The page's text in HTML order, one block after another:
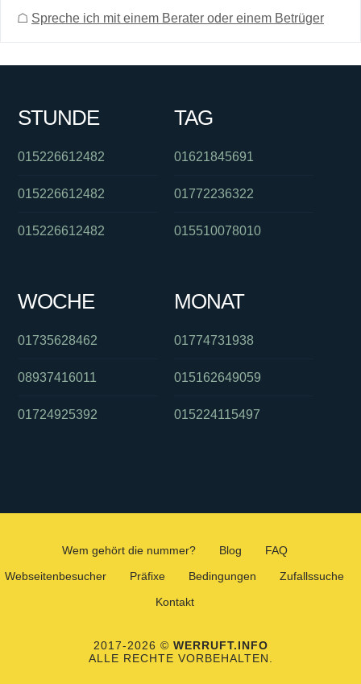
☖ Spreche ich mit einem Berater oder einem Betrüger
STUNDE
015226612482
015226612482
015226612482
TAG
01621845691
01772236322
015510078010
WOCHE
01735628462
08937416011
01724925392
MONAT
01774731938
015162649059
015224115497
Wem gehört die nummer? Blog
FAQ
Webseitenbesucher
Präfixe Bedingungen
Zufallssuche
Kontakt
2017-2026 © WERRUFT.INFO
ALLE RECHTE VORBEHALTEN.